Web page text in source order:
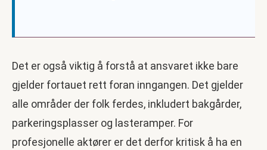
Det er også viktig å forstå at ansvaret ikke bare
gjelder fortauet rett foran inngangen. Det gjelder
alle områder der folk ferdes, inkludert bakgårder,
parkeringsplasser og lasteramper. For
profesjonelle aktører er det derfor kritisk å ha en